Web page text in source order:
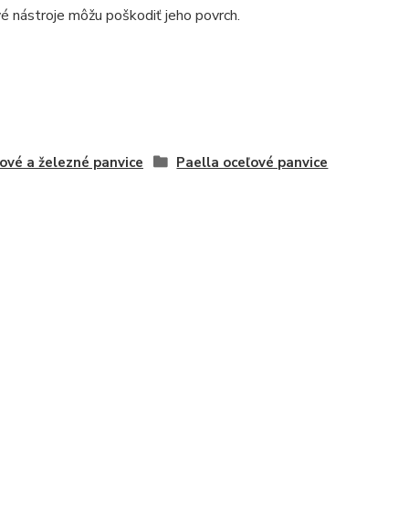
nástroje môžu poškodiť jeho povrch.
a železné panvice Paella oceľové panvice